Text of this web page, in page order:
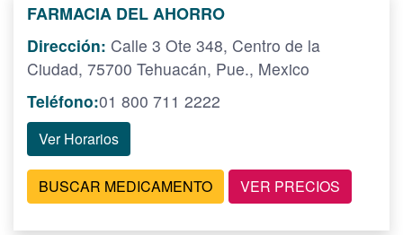
FARMACIA DEL AHORRO
Dirección: Calle 3 Ote 348, Centro de la
Ciudad, 75700 Tehuacán, Pue., Mexico
Teléfono:01 800 711 2222
Ver Horarios
BUSCAR MEDICAMENTO VER PRECIOS